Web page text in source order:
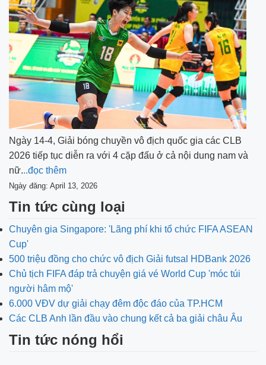
Ngày 14-4, Giải bóng chuyền vô địch quốc gia các CLB
2026 tiếp tục diễn ra với 4 cặp đấu ở cả nội dung nam và
nữ...đọc thêm
Ngày đăng: April 13, 2026
Tin tức cùng loại
Chuyên gia Singapore: 'Lãng phí khi tổ chức FIFA ASEAN
Cup'
500 triệu đồng cho chức vô địch Giải futsal HDBank 2026
Chủ tịch FIFA đáp trả chuyện giá vé World Cup 'móc túi
người hâm mộ'
6.000 VĐV dự giải chạy đêm độc đáo của TP.HCM
Các CLB Anh lần đầu vào chung kết cả ba giải châu Âu
Tin tức nóng hổi